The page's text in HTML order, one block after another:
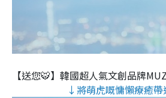
【送您🐯】韓國超人氣文創品牌
↓將萌虎嘅慵懶療癒